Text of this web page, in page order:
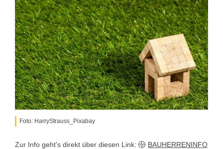
Foto: HarryStrauss_Pixabay
Zur Info geht's direkt über diesen Link: BAUHERRENINFO